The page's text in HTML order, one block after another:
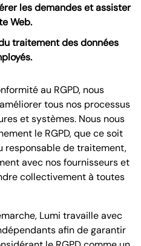
les demandes et assister
Web.
traitement des données
au RGPD, nous
tous nos processus
et systèmes. Nous nous
le RGPD, que ce soit
de traitement,
avec nos fournisseurs et
collectivement à toutes
Lumi travaille avec
afin de garantir